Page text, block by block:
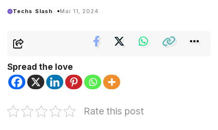
Techs Slash Mai 11, 2024
Spread the love
Rate this post